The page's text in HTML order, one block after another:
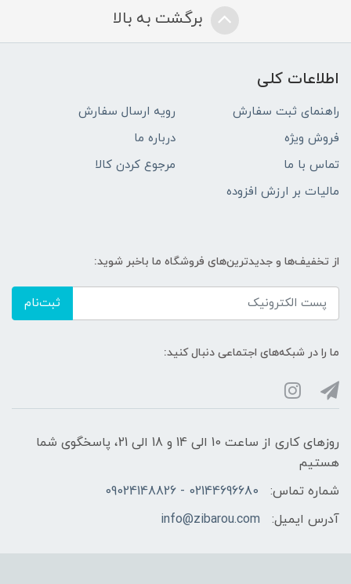
برگشت به بالا
اطلاعات کلی
راهنمای ثبت سفارش
رویه ارسال سفارش
فروش ویژه
درباره ما
تماس با ما
مرجوع کردن کالا
مالیات بر ارزش افزوده
از تخفیف‌ها و جدیدترین‌های فروشگاه ما باخبر شوید:
ثبت‌نام
ما را در شبکه‌های اجتماعی دنبال کنید:
روزهای کاری از ساعت 10 الی 14 و 18 الی 21، پاسخگوی شما
هستیم
شماره تماس:
02144696680 - 09024148826
آدرس ایمیل:
info@zibarou.com